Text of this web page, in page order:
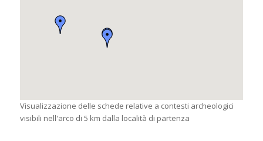
Visualizzazione delle schede relative a contesti archeologici
visibili nell'arco di 5 km dalla località di partenza